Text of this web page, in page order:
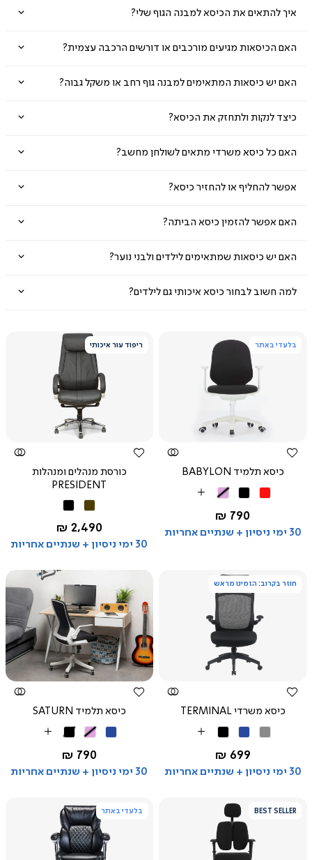
איך להתאים את הכיסא למבנה הגוף שלי?
האם הכיסאות מגיעים מורכבים או דורשים הרכבה עצמית?
האם יש כיסאות המתאימים למבנה גוף רחב או משקל גבוה?
כיצד לנקות ולתחזק את הכיסא?
האם כל כיסא משרדי מתאים לשולחן מחשב?
אפשר להחליף או להחזיר כיסא?
האם אפשר להזמין כיסא הביתה?
האם יש כיסאות שמתאימים לילדים ולבני נוער?
למה חשוב לבחור כיסא איכותי גם לילדים?
בלעדי באתר
צפייה
מהירה
כיסא תלמיד BABYLON
שחורורוד
More
Colors
החל מ-
790 ₪
30 ימי ניסיון + שנתיים אחריות
ריפוד עור איכותי
צפייה
מהירה
כורסת מנהלים ומנהלות
PRESIDENT
החל מ-
2,490 ₪
30 ימי ניסיון + שנתיים אחריות
חוזר בקרוב: הזמינו מראש
צפייה
מהירה
כיסא משרדי TERMINAL
שחור
More
Colors
החל מ-
699 ₪
30 ימי ניסיון + שנתיים אחריות
צפייה
מהירה
כיסא תלמיד SATURN
כחולורוד שחור
More
Colors
החל מ-
790 ₪
30 ימי ניסיון + שנתיים אחריות
BEST SELLER בלעדי באתר